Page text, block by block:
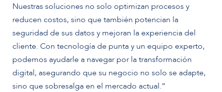
Nuestras soluciones no solo optimizan procesos y
reducen costos, sino que también potencian la
seguridad de sus datos y mejoran la experiencia del
cliente. Con tecnología de punta y un equipo experto,
podemos ayudarle a navegar por la transformación
digital, asegurando que su negocio no solo se adapte,
sino que sobresalga en el mercado actual.”